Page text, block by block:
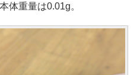
体重量は0.01g。